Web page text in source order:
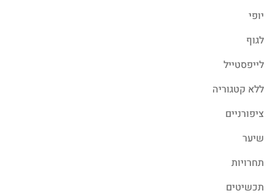
יופי
לגוף
לייפסטייל
ללא קטגוריה
ציפורניים
שיער
תחרויות
תכשיטים